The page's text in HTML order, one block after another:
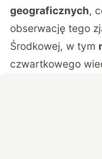
geograficznych,
obserwację tego
Środkowej, w tym
czwartkowego